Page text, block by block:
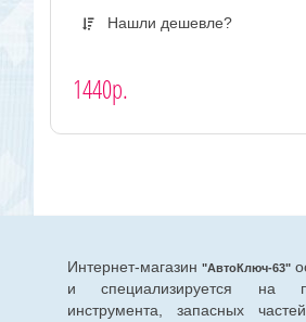
Нашли дешевле?
1440р.
Интернет-магазин "АвтоКлюч-63"
и специализируется на
инструмента, запасных